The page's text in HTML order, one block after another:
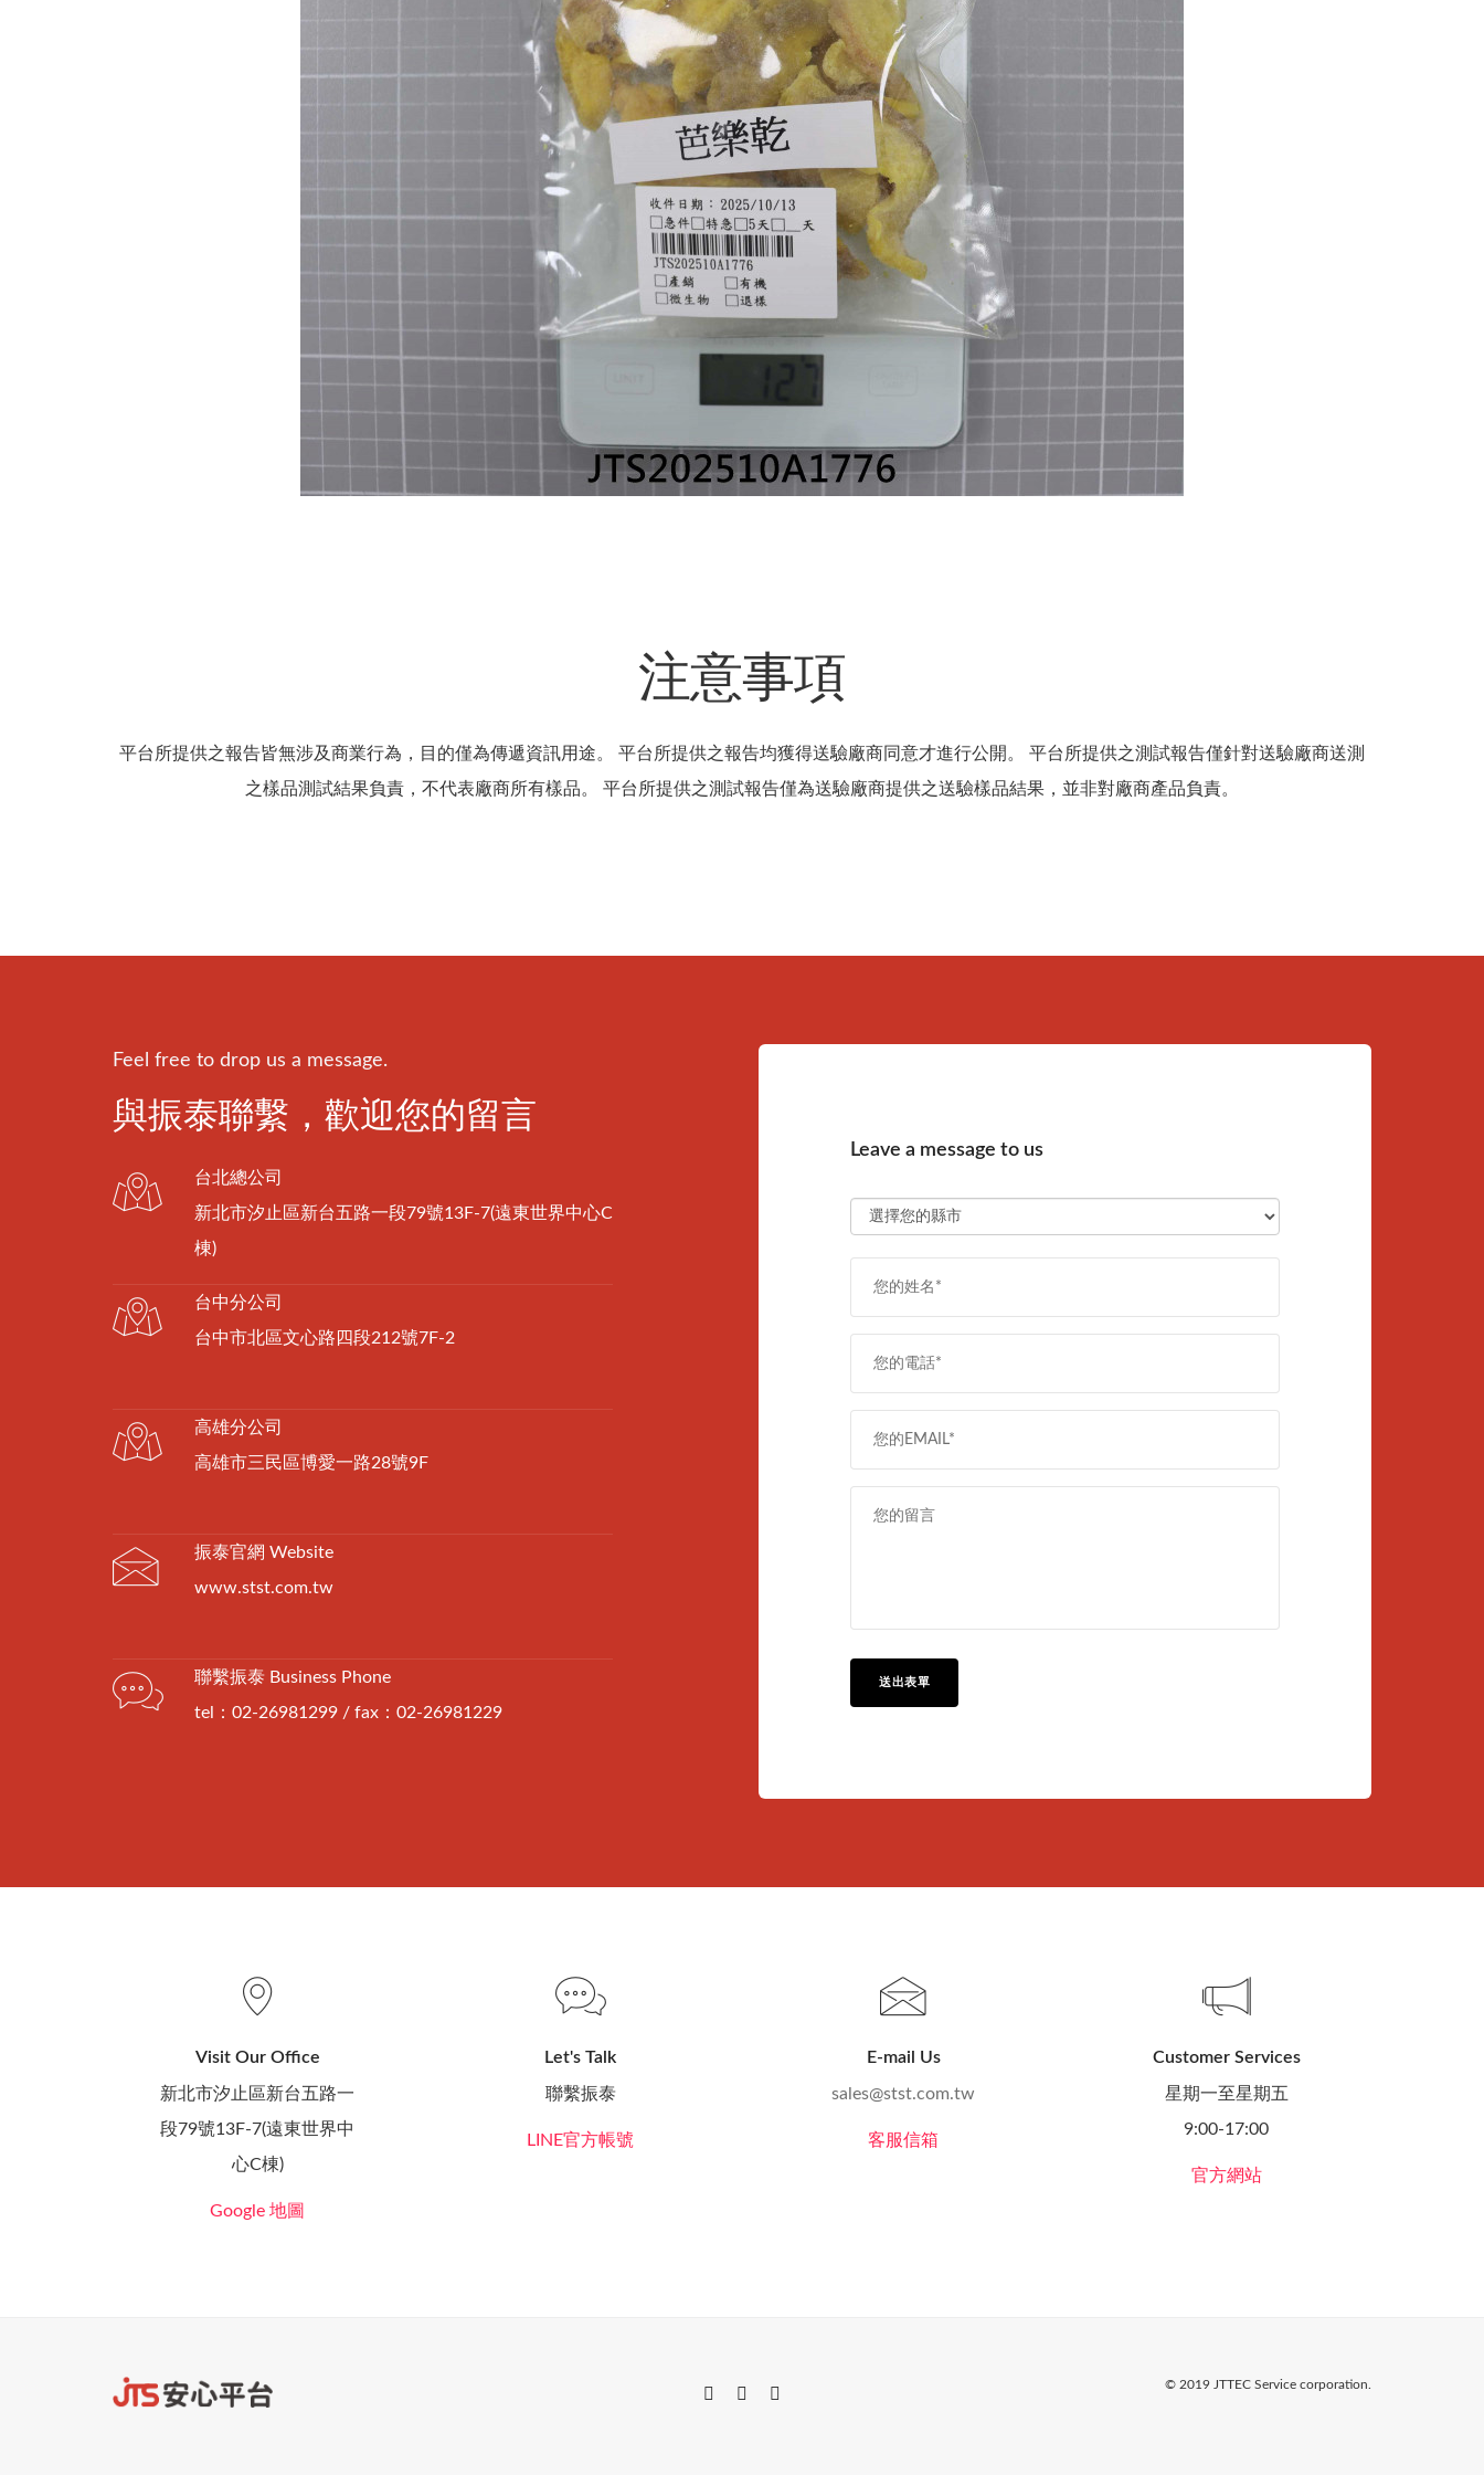
注意事項
平台所提供之報告皆無涉及商業行為，目的僅為傳遞資訊用途。 平台所提供之報告均獲得送驗廠商同意才進行公開。 平台所提供之測試報告僅針對送驗廠商送測
之樣品測試結果負責，不代表廠商所有樣品。 平台所提供之測試報告僅為送驗廠商提供之送驗樣品結果，並非對廠商產品負責。
Feel free to drop us a message.
與振泰聯繫，歡迎您的留言
台北總公司
新北市汐止區新台五路一段79號13F-7(遠東世界中心C
棟)
台中分公司
台中市北區文心路四段212號7F-2
高雄分公司
高雄市三民區博愛一路28號9F
振泰官網 Website
www.stst.com.tw
聯繫振泰 Business Phone
tel：02-26981299 / fax：02-26981229
Leave a message to us
送出表單
Visit Our Office
新北市汐止區新台五路一
段79號13F-7(遠東世界中
心C棟)
Google 地圖
Let's Talk
聯繫振泰
LINE官方帳號
E-mail Us
sales@stst.com.tw
客服信箱
Customer Services
星期一至星期五
9:00-17:00
官方網站
© 2019 JTTEC Service corporation.